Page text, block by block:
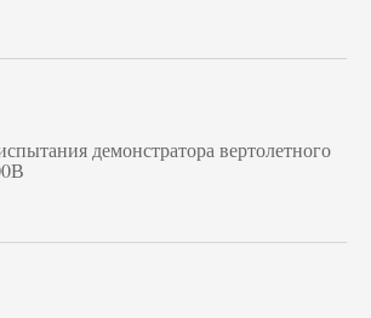
демонстратора вертолетного